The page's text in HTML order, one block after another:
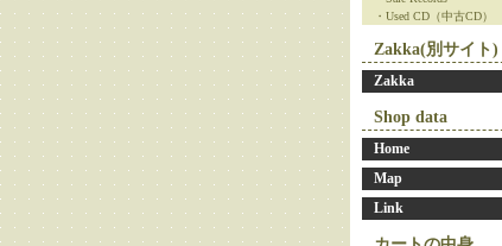
・Used CD（中古CD）
Zakka(別サイト)
Zakka
Shop data
Home
Map
Link